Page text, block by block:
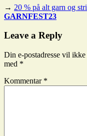
→ 20 % på alt garn og
GARNFEST23
Leave a Reply
Din e-postadresse vil
med *
Kommentar *